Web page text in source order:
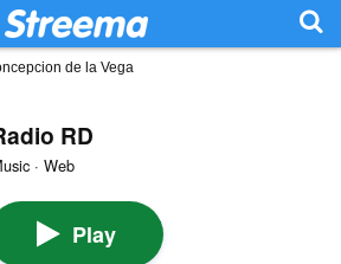
de la Vega
RD
· Web
Play